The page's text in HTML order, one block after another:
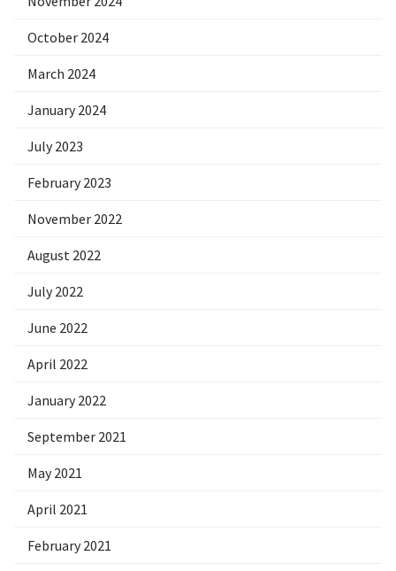
October 2024
March 2024
January 2024
July 2023
February 2023
November 2022
August 2022
July 2022
June 2022
April 2022
January 2022
September 2021
May 2021
April 2021
February 2021